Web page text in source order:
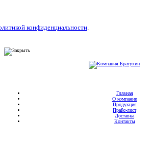
конфиденциальности.
Главная
О компании
Продукция
Прайс-лист
Доставка
Контакты